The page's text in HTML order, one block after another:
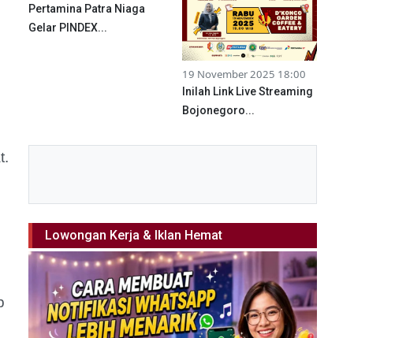
Pertamina Patra Niaga
Gelar PINDEX...
19 November 2025 18:00
Inilah Link Live Streaming
Bojonegoro...
Lowongan Kerja & Iklan Hemat